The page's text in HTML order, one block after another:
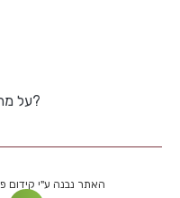
על מה מבוסס הידע של מכון אפרכסת?
האתר נבנה ע"י קידום